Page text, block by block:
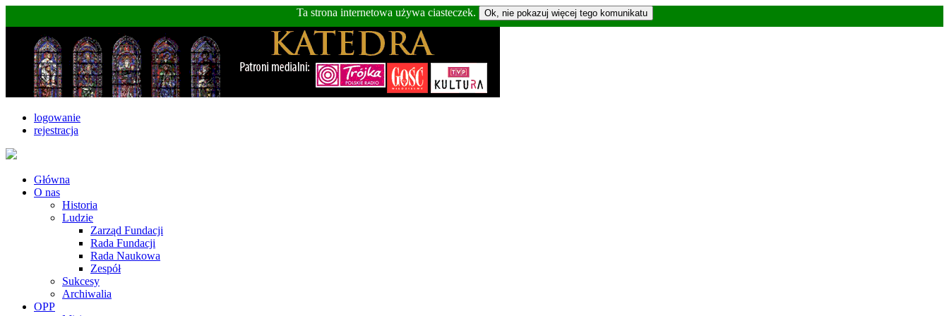
Ta strona internetowa używa ciasteczek.
logowanie
rejestracja
Główna
O nas
Historia
Ludzie
Zarząd Fundacji
Rada Fundacji
Rada Naukowa
Zespół
Sukcesy
Archiwalia
OPP